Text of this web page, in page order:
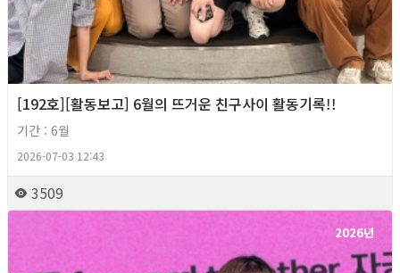
[192호][활동보고] 6월의 뜨거운 친구사이 활동기록!!
기간 : 6월
2026-07-03 12:43
3509
2026년